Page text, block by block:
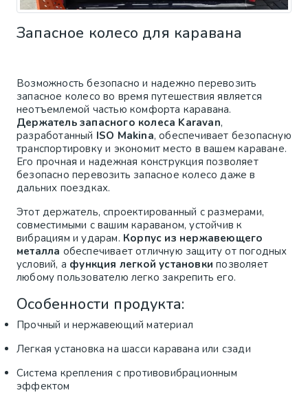
Запасное колесо для каравана
Возможность безопасно и надежно перевозить
запасное колесо во время путешествия является
неотъемлемой частью комфорта каравана.
Держатель запасного колеса Karavan,
разработанный ISO Makina, обеспечивает безопасную
транспортировку и экономит место в вашем караване.
Его прочная и надежная конструкция позволяет
безопасно перевозить запасное колесо даже в
дальних поездках.
Этот держатель, спроектированный с размерами,
совместимыми с вашим караваном, устойчив к
вибрациям и ударам. Корпус из нержавеющего
металла обеспечивает отличную защиту от погодных
условий, а функция легкой установки позволяет
любому пользователю легко закрепить его.
Особенности продукта:
Прочный и нержавеющий материал
Легкая установка на шасси каравана или сзади
Система крепления с противовибрационным
эффектом